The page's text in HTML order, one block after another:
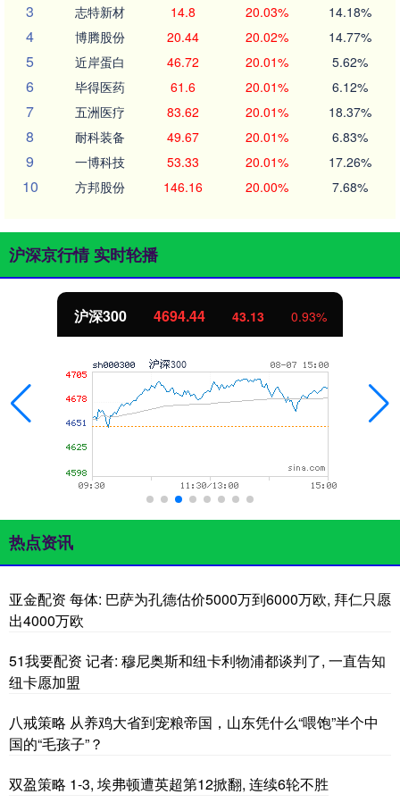
3 志特新材 14.8 20.03% 14.18%
4 博腾股份 20.44 20.02% 14.77%
5 近岸蛋白 46.72 20.01% 5.62%
6 毕得医药 61.6 20.01% 6.12%
7 五洲医疗 83.62 20.01% 18.37%
8 耐科装备 49.67 20.01% 6.83%
9 一博科技 53.33 20.01% 17.26%
10 方邦股份 146.16 20.00% 7.68%
沪深京行情 实时轮播
沪深300 4694.44 43.13 0.93%
热点资讯
亚金配资 每体: 巴萨为孔德估价5000万到6000万欧, 拜仁只愿
出4000万欧
51我要配资 记者: 穆尼奥斯和纽卡利物浦都谈判了, 一直告知
纽卡愿加盟
八戒策略 从养鸡大省到宠粮帝国，山东凭什么“喂饱”半个中
国的“毛孩子”？
双盈策略 1-3, 埃弗顿遭英超第12掀翻, 连续6轮不胜